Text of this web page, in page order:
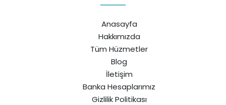
Anasayfa
Hakkımızda
Tüm Hüzmetler
Blog
İletişim
Banka Hesaplarımız
Gizlilik Politikası